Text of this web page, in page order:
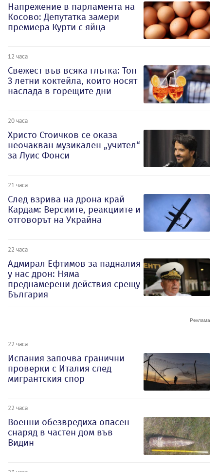
Напрежение в парламента на
Косово: Депутатка замери
премиера Курти с яйца
12 часа
Свежест във всяка глътка: Топ
3 летни коктейла, които носят
наслада в горещите дни
20 часа
Христо Стоичков се оказа
неочакван музикален „учител“
за Луис Фонси
21 часа
След взрива на дрона край
Кардам: Версиите, реакциите и
отговорът на Украйна
22 часа
Адмирал Ефтимов за падналия
у нас дрон: Няма
преднамерени действия срещу
България
22 часа
Испания започва гранични
проверки с Италия след
мигрантския спор
22 часа
Военни обезвредиха опасен
снаряд в частен дом във
Видин